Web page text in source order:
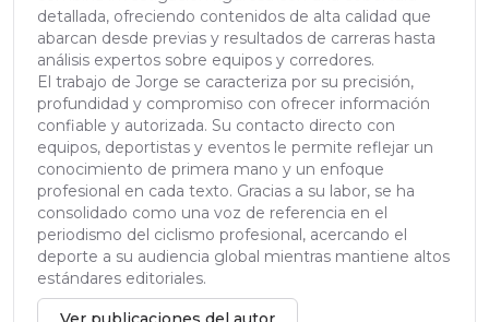
detallada, ofreciendo contenidos de alta calidad que
abarcan desde previas y resultados de carreras hasta
análisis expertos sobre equipos y corredores.
El trabajo de Jorge se caracteriza por su precisión,
profundidad y compromiso con ofrecer información
confiable y autorizada. Su contacto directo con
equipos, deportistas y eventos le permite reflejar un
conocimiento de primera mano y un enfoque
profesional en cada texto. Gracias a su labor, se ha
consolidado como una voz de referencia en el
periodismo del ciclismo profesional, acercando el
deporte a su audiencia global mientras mantiene altos
estándares editoriales.